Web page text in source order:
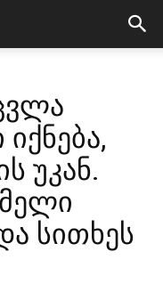
უკან.
სითხეს